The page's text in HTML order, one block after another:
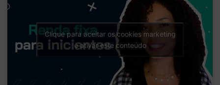
Clique para aceitar os cookies marketing
e ativar este conteúdo